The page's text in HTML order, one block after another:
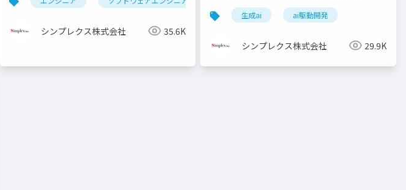
modular-monolith アーキテクチャ ddd
シンプレクス株式会社 35.6K
ロセス再設計の取り組み紹介
生成ai ai駆動開発
シンプレクス株式会社 29.9K